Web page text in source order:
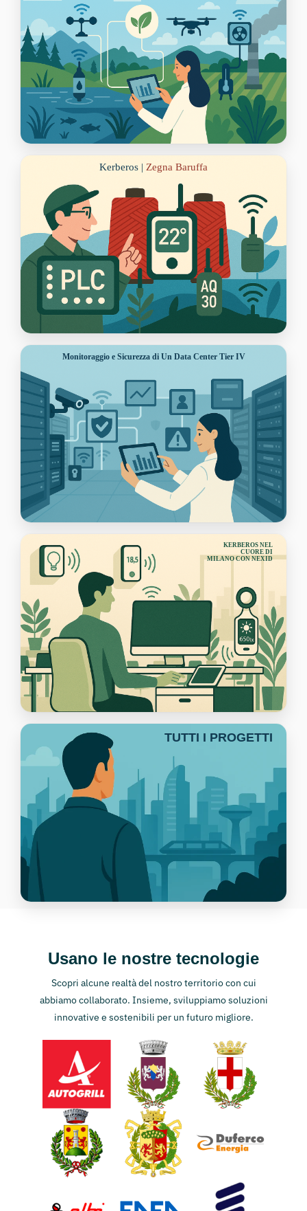
Kerberos | Zegna Baruffa
Monitoraggio e Sicurezza di Un Data Center Tier IV
KERBEROS NEL
CUORE DI
MILANO CON NEXID
TUTTI I PROGETTI
Usano le nostre tecnologie
Scopri alcune realtà del nostro territorio con cui
abbiamo collaborato. Insieme, sviluppiamo soluzioni
innovative e sostenibili per un futuro migliore.